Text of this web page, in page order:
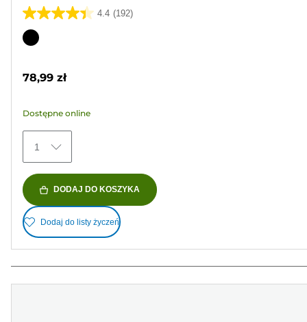
4.4 (192)
4.4
na
192
Wkład
78,99 zł
Dostępne online
1
DODAJ DO KOSZYKA
Dodaj do listy życzeń